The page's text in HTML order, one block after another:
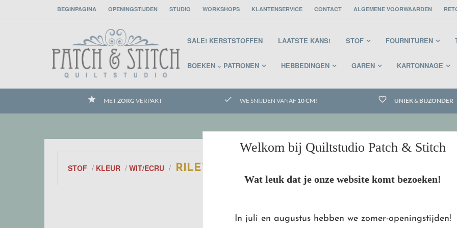
BEGINPAGINA OPENINGSTIJDEN STUDIO WORKSHOPS KLANTENSERVICE CONTACT ALGEMENE VOORWAARDEN
SALE! KERSTSTOFFEN LAATSTE KANS! STOF FOURNITUREN
BOEKEN ~ PATRONEN HEBBEDINGEN GAREN KARTONNAGE
grade METZORG VERPAKT check WE SNIJDEN VANAF 10 CM! favorite_border UNIEK& BIJZONDER
STOF / KLEUR / WIT/ECRU / RILEY BLAKE HOME TOWN WIT PATROONTJES
Welkom bij Quiltstudio Patch & Stitch
Wat leuk dat je onze website komt bezoeken!
In juli en augustus hebben we zomer-openingstijden!